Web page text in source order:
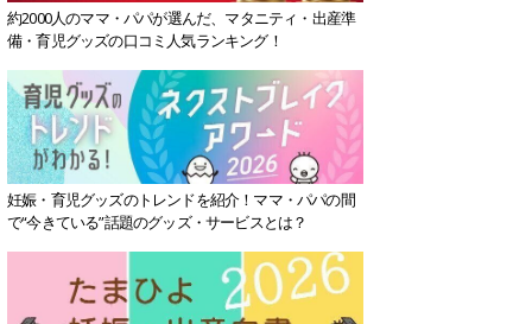
約2000人のママ・パパが選んだ、マタニティ・出産準
備・育児グッズの口コミ人気ランキング！
妊娠・育児グッズのトレンドを紹介！ママ・パパの間
で“今きている”話題のグッズ・サービスとは？